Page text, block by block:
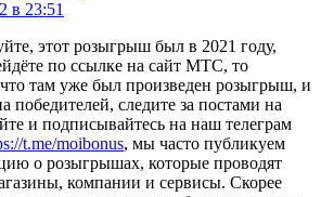
в 23:51
этот розыгрыш был в 2021 году,
по ссылке на сайт МТС, то
там уже был произведен розыгрыш, и
победителей, следите за постами на
и подписывайтесь на наш телеграм
t.me/moibonus, мы часто публикуем
о розыгрышах, которые проводят
компании и сервисы. Скорее